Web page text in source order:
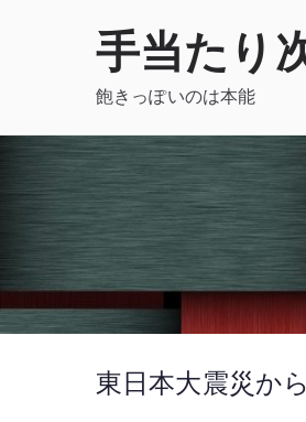
手当たり
飽きっぽいのは本能
東日本大震災か